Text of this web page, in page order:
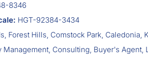
8346
HGT-92384-3434
Forest Hills, Comstock Park, Caledonia,
Management, Consulting, Buyer's Agent,